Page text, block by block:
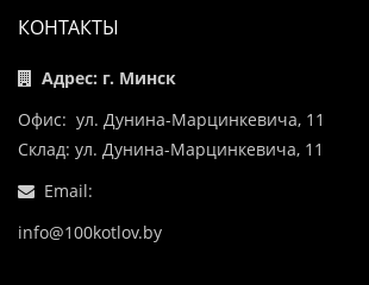
КОНТАКТЫ
Адрес: г. Минск
Офис: ул. Дунина-Марцинкевича, 11
Склад: ул. Дунина-Марцинкевича, 11
Email:
info@100kotlov.by